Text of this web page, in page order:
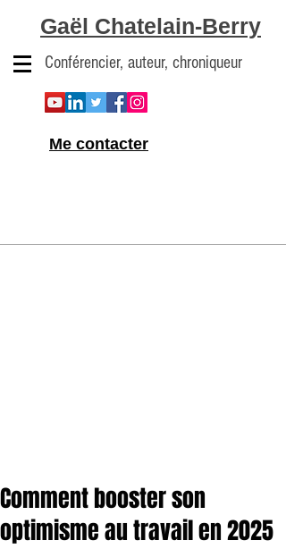
Gaël Chatelain-Berry
Conférencier, auteur, chroniqueur
Me contacter
Comment booster son
optimisme au travail en 2025